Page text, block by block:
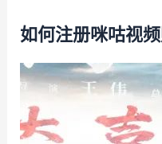
如何注册咪咕视